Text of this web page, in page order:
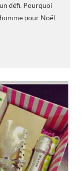
défi. Pourquoi
pour Noël